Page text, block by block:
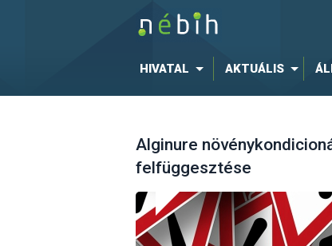
HIVATAL AKTUÁLIS
Alginure
felfüggesztése